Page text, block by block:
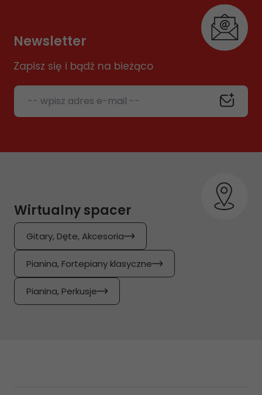
Newsletter
Zapisz się i bądź na bieżąco
-- wpisz adres e-mail --
Wirtualny spacer
Gitary, Dęte, Akcesoria
Pianina, Fortepiany klasyczne
Pianina, Perkusje